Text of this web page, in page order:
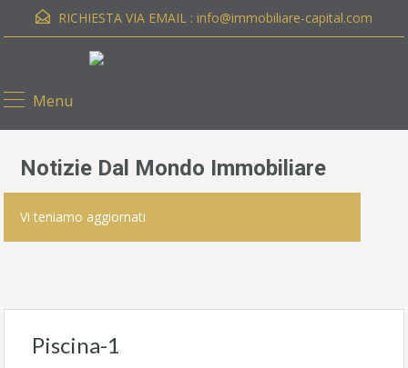
RICHIESTA VIA EMAIL : info@immobiliare-capital.com
Menu
Notizie Dal Mondo Immobiliare
Vi teniamo aggiornati
Piscina-1